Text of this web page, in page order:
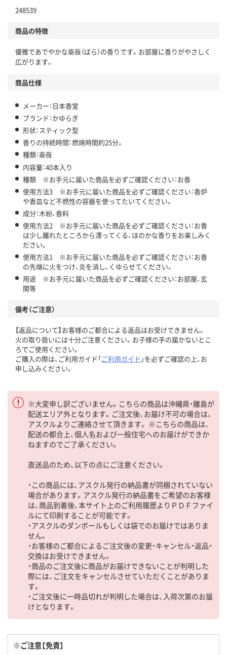
248539
商品の特徴
優雅であでやかな薔薇（ばら）の香りです。お部屋に香りがやさしく
広がります。
商品仕様
メーカー：日本香堂
ブランド：かゆらぎ
形状：スティック型
香りの持続時間：燃焼時間約25分。
種類：薔薇
内容量：40本入り
種類 ※お手元に届いた商品を必ずご確認ください：お香
使用方法3 ※お手元に届いた商品を必ずご確認ください：香炉
や香皿など不燃性の容器を使ってたいてください。
成分：木紛、香料
使用方法2 ※お手元に届いた商品を必ずご確認ください：お香
は少し離れたところから漂ってくる、ほのかな香りをお楽しみく
ださい。
使用方法1 ※お手元に届いた商品を必ずご確認ください：お香
の先端に火をつけ、炎を消し、くゆらせてください。
用途 ※お手元に届いた商品を必ずご確認ください：お部屋、玄
関等
備考（ご注意）
【返品について】お客様のご都合による返品はお受けできません。
火の取り扱いには十分ご注意ください。お子様の手の届かないとこ
ろでご使用ください。
ご購入の際は、ご利用ガイド「ご利用ガイド 」を必ずご確認の上、お
申し込みください。
※大変申し訳ございません。こちらの商品は沖縄県・離島が
配送エリア外となります。ご注文後、お届け不可の場合は、
アスクルよりご連絡させて頂きます。 ※こちらの商品は、
配送の都合上、個人名および一般住宅へのお届けができか
ねますのでご了承ください。
直送品のため、以下の点にご注意ください。
・この商品には、アスクル発行の納品書が同梱されていない
場合があります。アスクル発行の納品書をご希望のお客様
は、商品到着後、本サイト上のご利用履歴よりＰＤＦファイ
ルにて印刷することが可能です。
・アスクルのダンボールもしくは袋でのお届けではありま
せん。
・お客様のご都合によるご注文後の変更・キャンセル・返品・
交換はお受けできません。
・商品のご注文後に商品がお届けできないことが判明した
際には、ご注文をキャンセルさせていただくことがありま
す。
・ご注文後に一時品切れが判明した場合は、入荷次第のお届
けとなります。
※ご注意【免責】